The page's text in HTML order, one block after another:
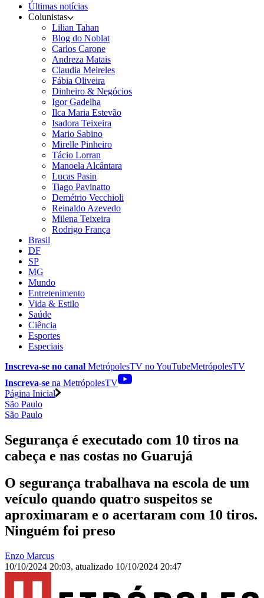
Últimas notícias
Colunistas
Lilian Tahan
Blog do Noblat
Carlos Carone
Andreza Matais
Claudia Meireles
Fábia Oliveira
Dinheiro & Negócios
Igor Gadelha
Ilca Maria Estevão
Isadora Teixeira
Mario Sabino
Mirelle Pinheiro
Tácio Lorran
Manoela Alcântara
Lucas Pasin
Tiago Pavinatto
Demétrio Vecchioli
Reinaldo Azevedo
Milena Teixeira
Rodrigo França
Brasil
DF
SP
MG
Mundo
Entretenimento
Vida & Estilo
Saúde
Ciência
Esportes
Especiais
Inscreva-se no canal MetrópolesTV noYouTubeMetrópolesTV
Inscreva-se na MetrópolesTV
Página Inicial
São Paulo
São Paulo
Segurança é executado com 10 tiros na
cabeça e nas costas no Guarujá
O segurança trabalhava na escola de um
veículo quando quatro suspeitos se
aproximaram e o acertaram com 10 tiros.
Ninguém foi preso
Enzo Marcus
10/10/2024 20:03, atualizado 10/10/2024 20:47